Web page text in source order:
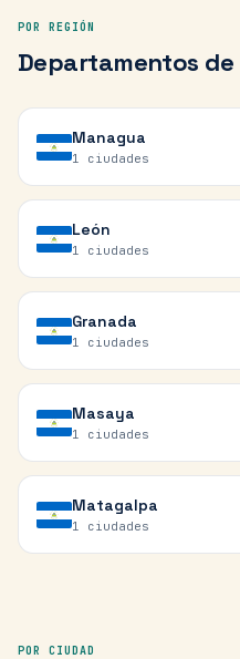
POR REGIÓN
Departamentos de
Managua
1 ciudades
León
1 ciudades
Granada
1 ciudades
Masaya
1 ciudades
Matagalpa
1 ciudades
POR CIUDAD